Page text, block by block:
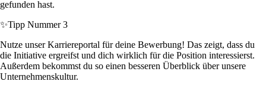
gefunden hast.
✨Tipp Nummer 3
Nutze unser Karriereportal für deine Bewerbung! Das zeigt, dass du
die Initiative ergreifst und dich wirklich für die Position interessierst.
Außerdem bekommst du so einen besseren Überblick über unsere
Unternehmenskultur.